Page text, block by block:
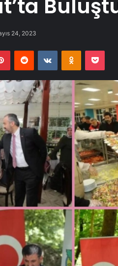
24, 2023
PinterestReddit VKontakte